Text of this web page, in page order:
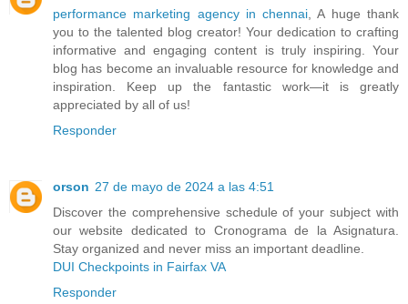
performance marketing agency in chennai , A huge thank
you to the talented blog creator! Your dedication to crafting
informative and engaging content is truly inspiring. Your
blog has become an invaluable resource for knowledge and
inspiration. Keep up the fantastic work—it is greatly
appreciated by all of us!
Responder
orson 27 de mayo de 2024 a las 4:51
Discover the comprehensive schedule of your subject with
our website dedicated to Cronograma de la Asignatura.
Stay organized and never miss an important deadline.
DUI Checkpoints in Fairfax VA
Responder